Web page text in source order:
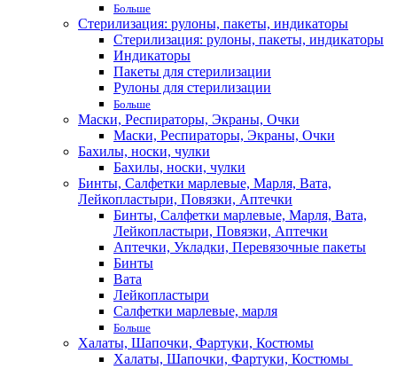
Больше
Стерилизация: рулоны, пакеты, индикаторы
Стерилизация: рулоны, пакеты, индикаторы
Индикаторы
Пакеты для стерилизации
Рулоны для стерилизации
Больше
Маски, Респираторы, Экраны, Очки
Маски, Респираторы, Экраны, Очки
Бахилы, носки, чулки
Бахилы, носки, чулки
Бинты, Салфетки марлевые, Марля, Вата,
Лейкопластыри, Повязки, Аптечки
Бинты, Салфетки марлевые, Марля, Вата,
Лейкопластыри, Повязки, Аптечки
Аптечки, Укладки, Перевязочные пакеты
Бинты
Вата
Лейкопластыри
Салфетки марлевые, марля
Больше
Халаты, Шапочки, Фартуки, Костюмы
Халаты, Шапочки, Фартуки, Костюмы